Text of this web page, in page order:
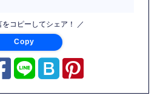
をコピーしてシェア！ ／
Copy